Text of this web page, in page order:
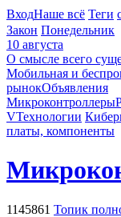
ВходНаше всё Теги
Закон Понедельник
10 августа
О смысле всего
Мобильная и
рынокОбъявления
Микроконтроллеры
VТехнологии
платы, компоненты
1145861 Топик